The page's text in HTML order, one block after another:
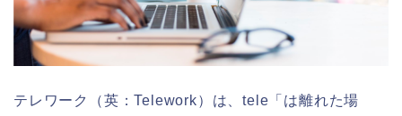
テレワーク（英：Telework）は、tele「は離れた場